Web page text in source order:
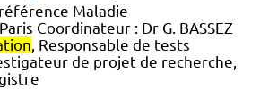
Maladie
Coordinateur : Dr G. BASSEZ
, Responsable de tests
de projet de recherche,